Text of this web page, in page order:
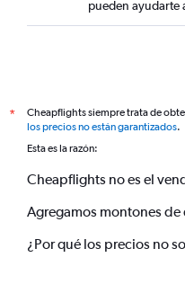
pueden ayudarte
*
Cheapflights siempre trata de
los precios no están garantizados.
Esta es la razón:
Cheapflights no es el
Agregamos montones de
¿Por qué los precios no